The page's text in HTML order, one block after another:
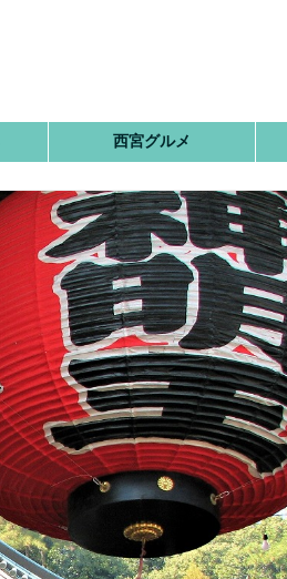
西宮グルメ